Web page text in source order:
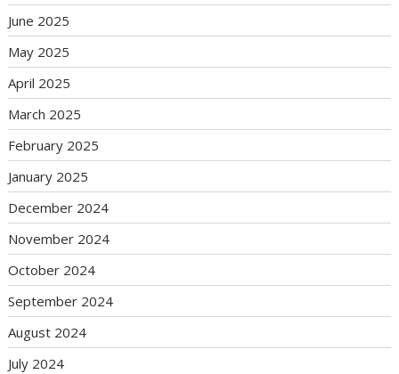
June 2025
May 2025
April 2025
March 2025
February 2025
January 2025
December 2024
November 2024
October 2024
September 2024
August 2024
July 2024